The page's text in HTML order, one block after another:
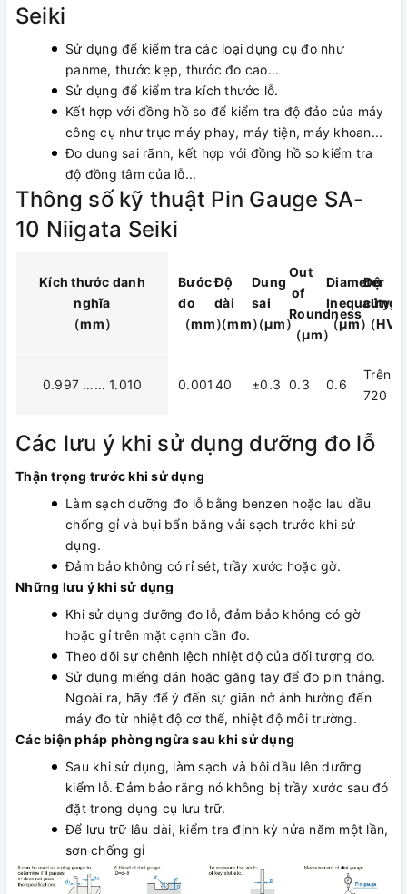
Seiki
Sử dụng để kiểm tra các loại dụng cụ đo như
panme, thước kẹp, thước đo cao...
Sử dụng để kiểm tra kích thước lỗ.
Kết hợp với đồng hồ so để kiểm tra độ đảo của máy
công cụ như trục máy phay, máy tiện, máy khoan...
Đo dung sai rãnh, kết hợp với đồng hồ so kiểm tra
độ đồng tâm của lỗ...
Thông số kỹ thuật Pin Gauge SA-
10 Niigata Seiki
Kích thước danh
nghĩa
（mm）
Bước
đo
（mm）
Độ
dài
（mm）
Dung
sai
（μm）
Out
of
Roundness
（μm）
Diameter
Inequality
（μm）
Độ
cứng
（HV）
0.997 …… 1.010 0.001 40 ±0.3 0.3 0.6
Trên
720
Các lưu ý khi sử dụng dưỡng đo lỗ
Thận trọng trước khi sử dụng
Làm sạch dưỡng đo lỗ bằng benzen hoặc lau dầu
chống gỉ và bụi bẩn bằng vải sạch trước khi sử
dụng.
Đảm bảo không có rỉ sét, trầy xước hoặc gờ.
Những lưu ý khi sử dụng
Khi sử dụng dưỡng đo lỗ, đảm bảo không có gờ
hoặc gỉ trên mặt cạnh cần đo.
Theo dõi sự chênh lệch nhiệt độ của đối tượng đo.
Sử dụng miếng dán hoặc găng tay để đo pin thẳng.
Ngoài ra, hãy để ý đến sự giãn nở ảnh hưởng đến
máy đo từ nhiệt độ cơ thể, nhiệt độ môi trường.
Các biện pháp phòng ngừa sau khi sử dụng
Sau khi sử dụng, làm sạch và bôi dầu lên dưỡng
kiểm lỗ. Đảm bảo rằng nó không bị trầy xước sau đó
đặt trong dụng cụ lưu trữ.
Để lưu trữ lâu dài, kiểm tra định kỳ nửa năm một lần,
sơn chống gỉ